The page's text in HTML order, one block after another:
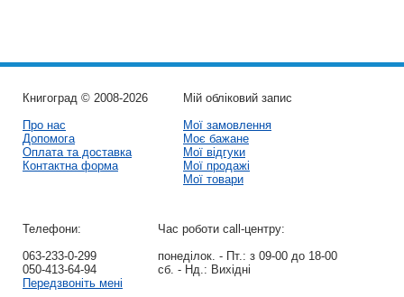
Книгоград © 2008-2026
Про нас
Допомога
Оплата та доставка
Контактна форма
Мій обліковий запис
Мої замовлення
Моє бажане
Мої відгуки
Мої продажі
Мої товари
Телефони:
063-233-0-299
050-413-64-94
Передзвоніть мені
Час роботи call-центру:
понеділок. - Пт.: з 09-00 до 18-00
сб. - Нд.: Вихідні